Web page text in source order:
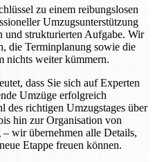
zu einem reibungslosen
Umzugsunterstützung
und strukturierten Aufgabe. Wir
die Terminplanung sowie die
nichts weiter kümmern.
dass Sie sich auf Experten
Umzüge erfolgreich
des richtigen Umzugstages über
hin zur Organisation von
wir übernehmen alle Details,
Etappe freuen können.